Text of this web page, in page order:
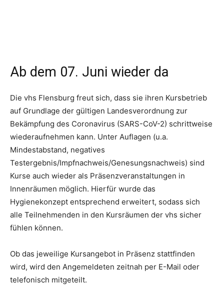
Ab dem 07. Juni wieder da
Die vhs Flensburg freut sich, dass sie ihren Kursbetrieb
auf Grundlage der gültigen Landesverordnung zur
Bekämpfung des Coronavirus (SARS-CoV-2) schrittweise
wiederaufnehmen kann. Unter Auflagen (u.a.
Mindestabstand, negatives
Testergebnis/Impfnachweis/Genesungsnachweis) sind
Kurse auch wieder als Präsenzveranstaltungen in
Innenräumen möglich. Hierfür wurde das
Hygienekonzept entsprechend erweitert, sodass sich
alle Teilnehmenden in den Kursräumen der vhs sicher
fühlen können.
Ob das jeweilige Kursangebot in Präsenz stattfinden
wird, wird den Angemeldeten zeitnah per E-Mail oder
telefonisch mitgeteilt.